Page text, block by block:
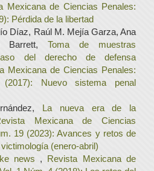
Mexicana de Ciencias Penales:
Pérdida de la libertad
Díaz, Raúl M. Mejía Garza, Ana
Barrett, Toma de muestras
del derecho de defensa
Mexicana de Ciencias Penales:
Nuevo sistema penal
La nueva era de la
Mexicana de Ciencias
19 (2023): Avances y retos de
(enero-abril)
news , Revista Mexicana de